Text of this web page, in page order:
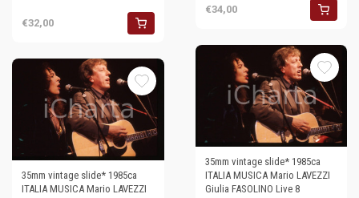
€32,00
€34,00
35mm vintage slide* 1985ca
ITALIA MUSICA Mario LAVEZZI
Giulia FASOLINO Live 8
35mm vintage slide* 1985ca
ITALIA MUSICA Mario LAVEZZI